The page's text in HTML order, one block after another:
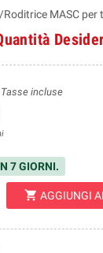
MASC per
Tasse incluse
7 GIORNI.
shopping_cart AGGIUNGI